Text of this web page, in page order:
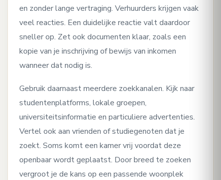
en zonder lange vertraging. Verhuurders krijgen vaak
veel reacties. Een duidelijke reactie valt daardoor
sneller op. Zet ook documenten klaar, zoals een
kopie van je inschrijving of bewijs van inkomen
wanneer dat nodig is.
Gebruik daarnaast meerdere zoekkanalen. Kijk naar
studentenplatforms, lokale groepen,
universiteitsinformatie en particuliere advertenties.
Vertel ook aan vrienden of studiegenoten dat je
zoekt. Soms komt een kamer vrij voordat deze
openbaar wordt geplaatst. Door breed te zoeken
vergroot je de kans op een passende woonplek